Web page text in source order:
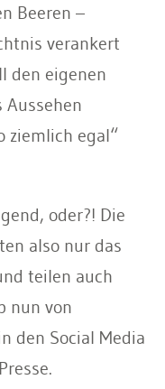
Beeren –
verankert
den eigenen
Aussehen
ziemlich egal“
oder?! Die
also nur das
teilen auch
nun von
den Social Media